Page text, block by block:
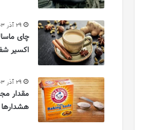
29 آذر 1403
چای
اکسیر
29 آذر 1403
مقدار
هشدارها